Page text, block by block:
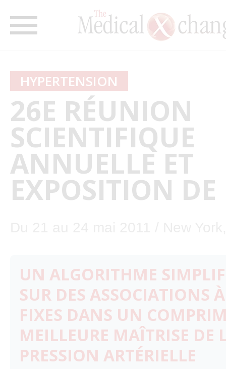
HYPERTENSION
26E RÉUNION
SCIENTIFIQUE
ANNUELLE ET
EXPOSITION
UN ALGORITHME
SUR DES ASSOCIATIONS
FIXES DANS UN
MEILLEURE MAÎTRISE DE
PRESSION ARTÉRIELLE